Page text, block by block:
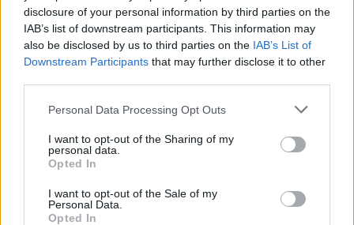
disclosure of your personal information by third parties on the
IAB’s list of downstream participants. This information may
also be disclosed by us to third parties on the IAB’s List of
Downstream Participants that may further disclose it to other
Personal Data Processing Opt Outs
I want to opt-out of the Sharing of my
personal data.
Opted In
I want to opt-out of the Sale of my
Personal Data.
Opted In